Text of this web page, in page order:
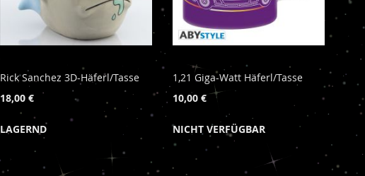
Rick Sanchez 3D-Häferl/Tasse
18,00 €
LAGERND
1,21 Giga-Watt Häferl/Tasse
10,00 €
NICHT VERFÜGBAR